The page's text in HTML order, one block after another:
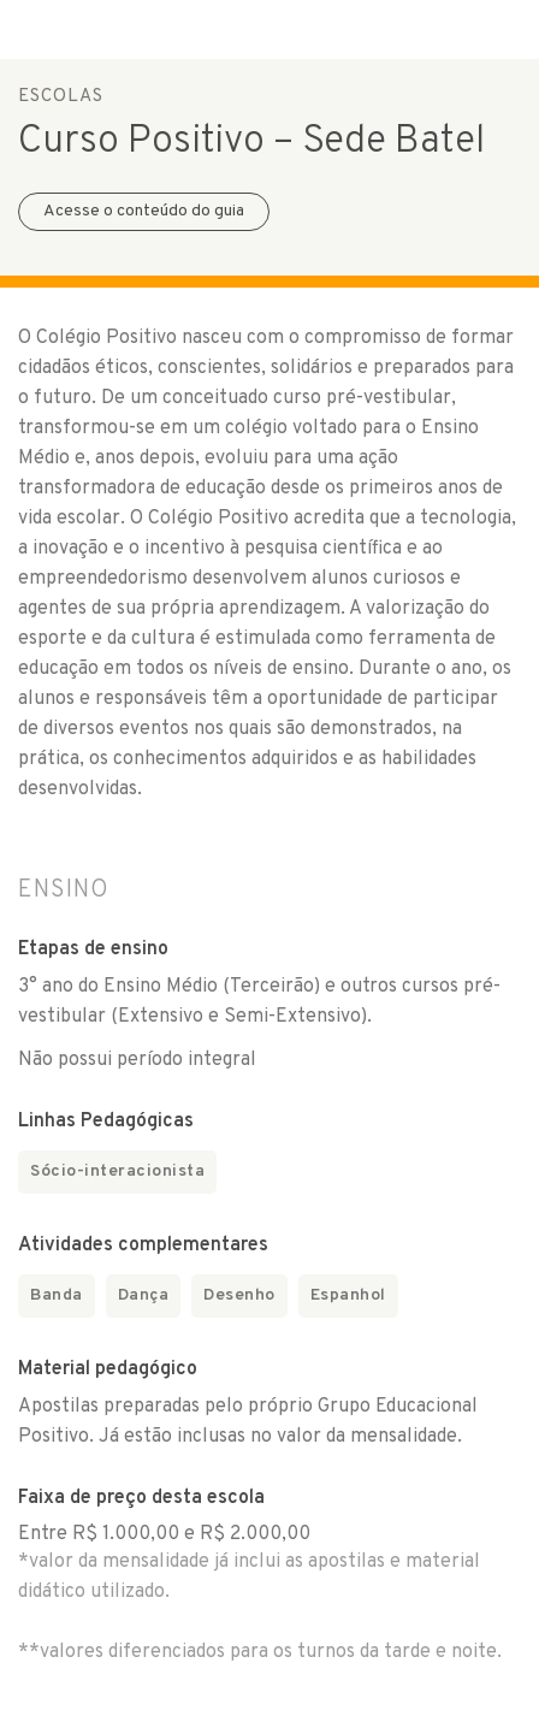
ESCOLAS
Curso Positivo – Sede Batel
Acesse o conteúdo do guia
O Colégio Positivo nasceu com o compromisso de formar
cidadãos éticos, conscientes, solidários e preparados para
o futuro. De um conceituado curso pré-vestibular,
transformou-se em um colégio voltado para o Ensino
Médio e, anos depois, evoluiu para uma ação
transformadora de educação desde os primeiros anos de
vida escolar. O Colégio Positivo acredita que a tecnologia,
a inovação e o incentivo à pesquisa científica e ao
empreendedorismo desenvolvem alunos curiosos e
agentes de sua própria aprendizagem. A valorização do
esporte e da cultura é estimulada como ferramenta de
educação em todos os níveis de ensino. Durante o ano, os
alunos e responsáveis têm a oportunidade de participar
de diversos eventos nos quais são demonstrados, na
prática, os conhecimentos adquiridos e as habilidades
desenvolvidas.
ENSINO
Etapas de ensino
3° ano do Ensino Médio (Terceirão) e outros cursos pré-
vestibular (Extensivo e Semi-Extensivo).
Não possui período integral
Linhas Pedagógicas
Sócio-interacionista
Atividades complementares
Banda Dança Desenho Espanhol
Material pedagógico
Apostilas preparadas pelo próprio Grupo Educacional
Positivo. Já estão inclusas no valor da mensalidade.
Faixa de preço desta escola
Entre R$ 1.000,00 e R$ 2.000,00
*valor da mensalidade já inclui as apostilas e material
didático utilizado.
**valores diferenciados para os turnos da tarde e noite.